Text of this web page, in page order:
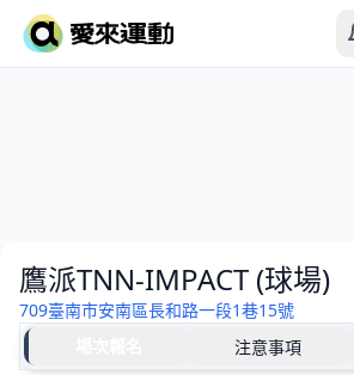
鷹派TNN-IMPACT (球場)
709臺南市安南區長和路一段1巷15號
注意事項